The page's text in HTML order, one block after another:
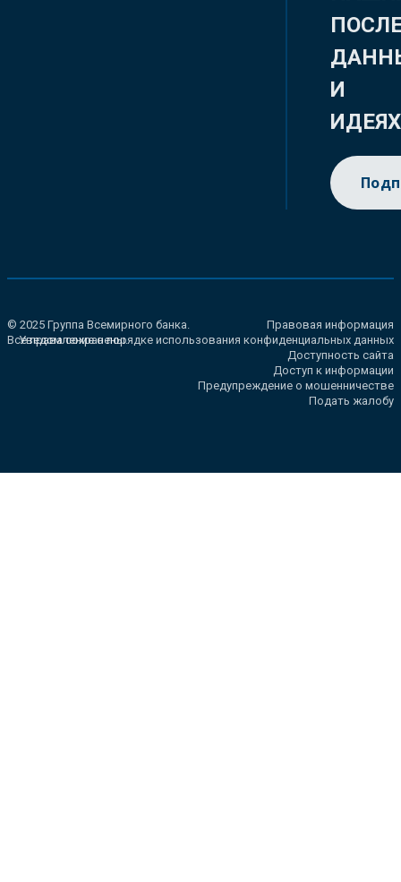
И
ИДЕЯХ
© 2025 Группа Всемирного банка.
Все права сохранены.
Правовая информация
Уведомление о порядке использования конфиденциальных данных
Доступность сайта
Доступ к информации
Предупреждение о мошенничестве
Подать жалобу